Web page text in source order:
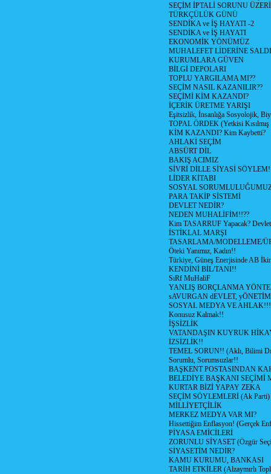
SEÇİM İPTALİ SORUNU
TÜRKÇÜLÜK GÜNÜ
SENDİKA ve İŞ HAYATI -2
SENDİKA ve İŞ HAYATI
EKONOMİK YÖNÜMÜZ
MUHALEFET LİDERİNE
KURUMLARA GÜVEN
BİLGİ DEPOLARI
TOPLU YARGILAMA MI??
SEÇİM NASIL KAZANILIR??
SEÇİMİ KİM KAZANDI?
İÇERİK ÜRETME YARIŞI
Eşitsizlik, İnsanlığa Sosyolojik,
TOPAL ÖRDEK (Yetkisi
KİM KAZANDI? Kim Kaybetti?
AHLAKİ SEÇİM
ABSÜRT DİL
BAKIŞ ACIMIZ
SİVRİ DİLLE SİYASİ
LİDER KİTABI
SOSYAL
PARA TAKİP SİSTEMİ
DEVLET NEDİR?
NEDEN MUHALİFİM!!??
Kim TASARRUF Yapacak? Devlet
İSTİKLAL MARŞI
TASARLAMA/MODELLEME/
Öteki Yanımız, Kadın!!
Türkiye, Güneş Enerjisinde AB
KENDİNİ BİL/TANI!!
SıRf MuHaliF
YANLIŞ BORÇLANMA
sAVURGAN dEVLET,
SOSYAL MEDYA VE AHLAK!!!
Konusuz Kalmak!!
İŞSİZLİK
VATANDAŞIN KUYRUK
İZSİZLİK!!
TEMEL SORUN!! (Aklı, Bilimi
Sorumlu, Sorumsuzlar!!
BAŞKENT POSTASINDAN
BELEDİYE BAŞKANI SEÇİMİ
KURTAR BİZİ YAPAY ZEKA
SEÇİM SÖYLEMLERİ (Ak Parti)
MİLLİYETÇİLİK
MERKEZ MEDYA VAR MI?
Hissettiğim Enflasyon! (Gerçek
PİYASA EMİCİLERİ
ZORUNLU SİYASET (Özgür
SİYASETİM NEDİR?
KAMU KURUMU, BANKASI
TARİH ETKİLER (Alzaymırlı